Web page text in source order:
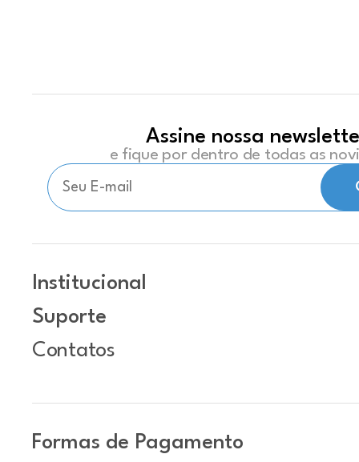
Assine nossa
e fique por dentro de todas as
Institucional
Suporte
Contatos
Formas de Pagamento